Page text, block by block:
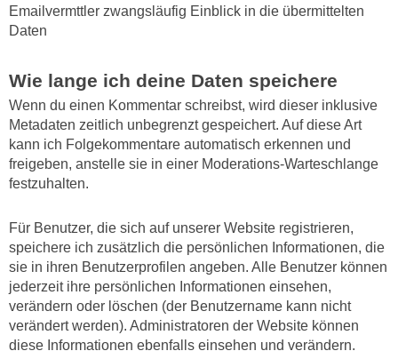
Emailvermttler zwangsläufig Einblick in die übermittelten
Daten
Wie lange ich deine Daten speichere
Wenn du einen Kommentar schreibst, wird dieser inklusive
Metadaten zeitlich unbegrenzt gespeichert. Auf diese Art
kann ich Folgekommentare automatisch erkennen und
freigeben, anstelle sie in einer Moderations-Warteschlange
festzuhalten.
Für Benutzer, die sich auf unserer Website registrieren,
speichere ich zusätzlich die persönlichen Informationen, die
sie in ihren Benutzerprofilen angeben. Alle Benutzer können
jederzeit ihre persönlichen Informationen einsehen,
verändern oder löschen (der Benutzername kann nicht
verändert werden). Administratoren der Website können
diese Informationen ebenfalls einsehen und verändern.